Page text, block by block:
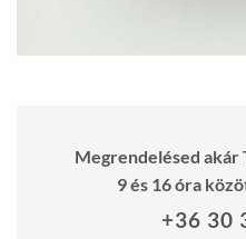
Megrendelésed akár
9 és 16 óra
+36 30